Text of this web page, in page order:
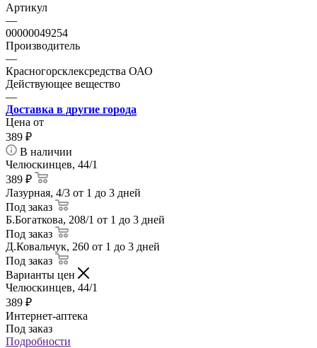
Артикул
—
00000049254
Производитель
—
Красногорсклексредства ОАО
Действующее вещество
—
Доставка в другие города
Цена от
389 ₽
В наличии
Челюскинцев, 44/1
389 ₽
Лазурная, 4/3 от 1 до 3 дней
Под заказ
Б.Богаткова, 208/1 от 1 до 3 дней
Под заказ
Д.Ковальчук, 260 от 1 до 3 дней
Под заказ
Варианты цен
Челюскинцев, 44/1
389 ₽
Интернет-аптека
Под заказ
Подробности